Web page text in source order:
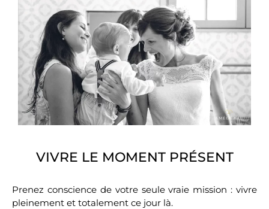
VIVRE LE MOMENT PRÉSENT
Prenez conscience de votre seule vraie mission : vivre
pleinement et totalement ce jour là.